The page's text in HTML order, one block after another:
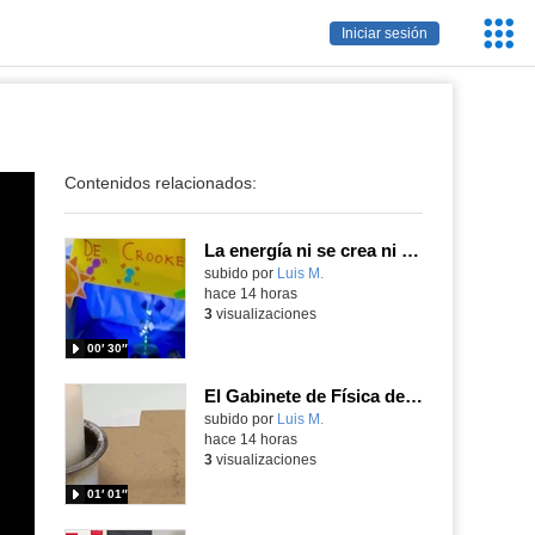
Iniciar sesión
Contenidos relacionados:
La energía ni se crea ni se destruye... ¡se experimenta! El Tierno en la Feria Madrid es Ciencia 2026
Contenido educativo.
subido por Luis M.
00′ 30″
hace 14 horas
3visualizaciones
El Gabinete de Física del IES Enrique Tierno Galván de Parla (Curso 25-26)
Contenido educativo.
subido por Luis M.
01′ 01″
hace 14 horas
3visualizaciones